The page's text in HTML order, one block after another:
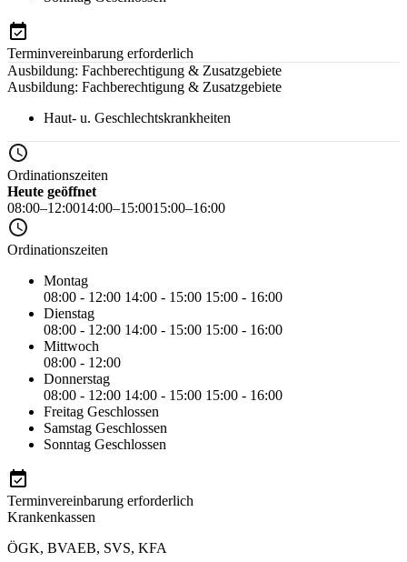
Terminvereinbarung erforderlich
Ausbildung: Fachberechtigung & Zusatzgebiete
Ausbildung: Fachberechtigung & Zusatzgebiete
Haut- u. Geschlechtskrankheiten
Ordinationszeiten
Heute geöffnet
08:00–12:0014:00–15:0015:00–16:00
Ordinationszeiten
Montag
08:00 - 12:00 14:00 - 15:00 15:00 - 16:00
Dienstag
08:00 - 12:00 14:00 - 15:00 15:00 - 16:00
Mittwoch
08:00 - 12:00
Donnerstag
08:00 - 12:00 14:00 - 15:00 15:00 - 16:00
Freitag Geschlossen
Samstag Geschlossen
Sonntag Geschlossen
Terminvereinbarung erforderlich
Krankenkassen
ÖGK, BVAEB, SVS, KFA